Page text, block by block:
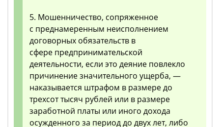
5. Мошенничество, сопряженное
с преднамеренным неисполнением
договорных обязательств в
сфере предпринимательской
деятельности, если это деяние повлекло
причинение значительного ущерба, —
наказывается штрафом в размере до
трехсот тысяч рублей или в размере
заработной платы или иного дохода
осужденного за период до двух лет, либо